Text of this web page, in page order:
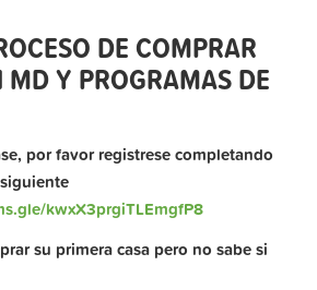
DE COMPRAR
Y PROGRAMAS DE
por favor registrese completando
kwxX3prgiTLEmgfP8
su primera casa pero no sabe si